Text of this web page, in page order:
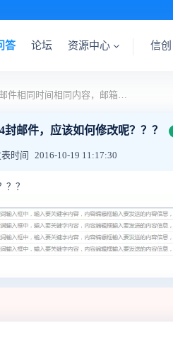
答 论坛 资源中心 信创
相同邮件相同时间相同内容，邮箱收到4封邮件，应该如何修改呢？？？
邮件，应该如何修改呢？？？
时间 2016-10-19 11:17:30
？？